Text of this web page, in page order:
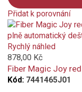
Přidat k porovnání
Product
is
added
to
compare
Rychlý náhled
878,00 Kč
Fiber Magic Joy
Kód: 7441465J01